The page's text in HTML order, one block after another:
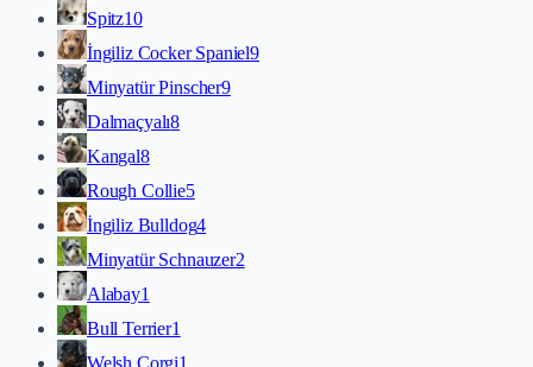
Spitz10
İngiliz Cocker Spaniel9
Minyatür Pinscher9
Dalmaçyalı8
Kangal8
Rough Collie5
İngiliz Bulldog4
Minyatür Schnauzer2
Alabay1
Bull Terrier1
Welsh Corgi1